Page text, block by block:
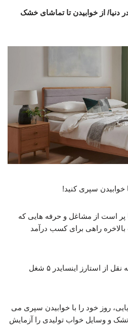
دنیا/ از خوابیدن تا تماشای خشک
خوابیدن سپری کنید!
پر است از مشاغل و حرفه هایی که
راهی برای کسب درآمد
عصر ایران نوشت: در این جا به نقل از استارز اینسایدر ۵ شغل
روز خود را با خوابیدن سپری می
و وسایل خواب تولیدی را آزمایش